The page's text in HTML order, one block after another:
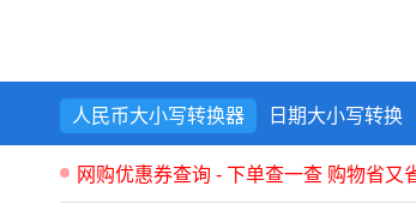
人民币大小写转换器 日期大小写转换